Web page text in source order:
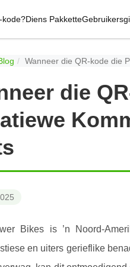
kode?Diens Pakkette
Wanneer die QR-kode die
die
Bikes is ’n Noord-
en uiters gerieflike